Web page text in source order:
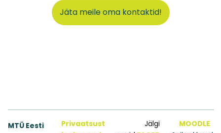
Jäta meile oma kontaktid!
MTÜ Eesti
Privaatsust
Jälgi
MOODLE